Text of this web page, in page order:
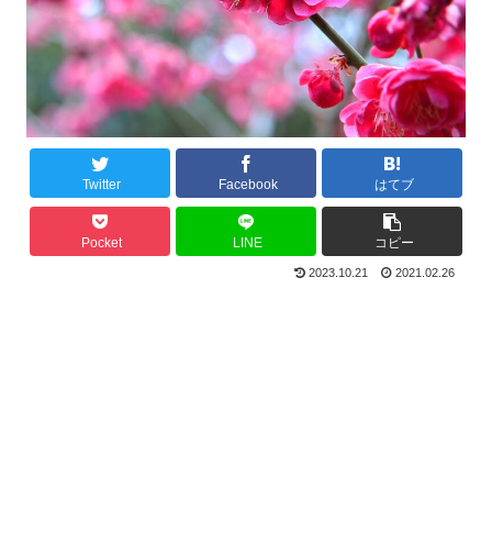
Twitter Facebook はてブ
Pocket LINE コピー
2023.10.21 2021.02.26